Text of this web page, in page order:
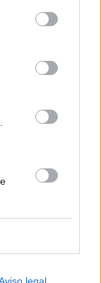
de
se aplicarán
sitio web o
legal